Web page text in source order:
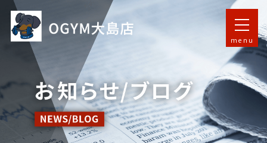
menu